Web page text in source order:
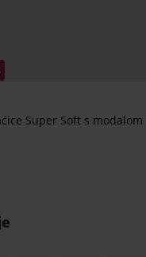
Super Soft s modalom